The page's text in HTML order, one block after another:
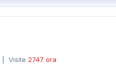
| Visite 2747 ora